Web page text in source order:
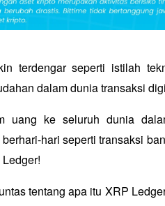
terdengar seperti istilah
dalam dunia transaksi
uang ke seluruh dunia
hari seperti transaksi
tentang apa itu XRP